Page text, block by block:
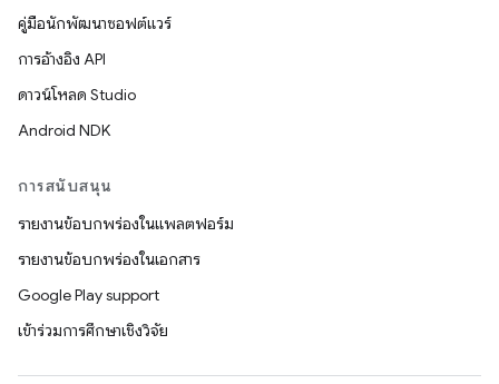
คู่มือนักพัฒนาซอฟต์แวร์
การอ้างอิง API
ดาวน์โหลด Studio
Android NDK
การสนับสนุน
รายงานข้อบกพร่องในแพลตฟอร์ม
รายงานข้อบกพร่องในเอกสาร
Google Play support
เข้าร่วมการศึกษาเชิงวิจัย